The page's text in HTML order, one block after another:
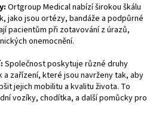
Ortgroup Medical nabízí širokou škálu
jako jsou ortézy, bandáže a podpůrné
pacientům při zotavování z úrazů,
onemocnění.
Společnost poskytuje různé druhy
zařízení, které jsou navrženy tak, aby
jejich mobilitu a kvalitu života. To
vozíky, chodítka, a další pomůcky pro